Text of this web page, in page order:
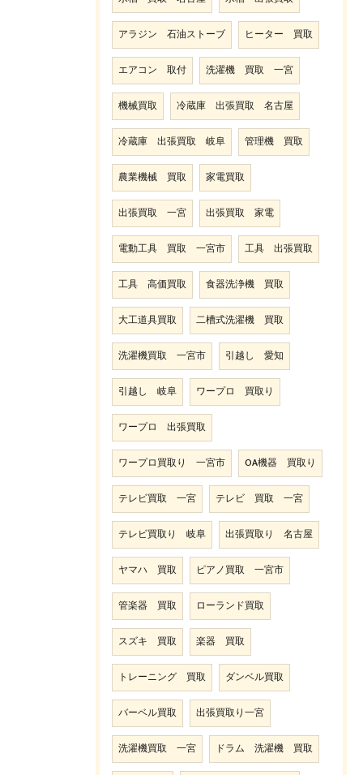
アラジン 石油ストーブ ヒーター 買取
エアコン 取付 洗濯機 買取 一宮
機械買取 冷蔵庫 出張買取 名古屋
冷蔵庫 出張買取 岐阜 管理機 買取
農業機械 買取 家電買取
出張買取 一宮 出張買取 家電
電動工具 買取 一宮市 工具 出張買取
工具 高価買取 食器洗浄機 買取
大工道具買取 二槽式洗濯機 買取
洗濯機買取 一宮市 引越し 愛知
引越し 岐阜 ワープロ 買取り
ワープロ 出張買取
ワープロ買取り 一宮市 OA機器 買取り
テレビ買取 一宮 テレビ 買取 一宮
テレビ買取り 岐阜 出張買取り 名古屋
ヤマハ 買取 ピアノ買取 一宮市
管楽器 買取 ローランド買取
スズキ 買取 楽器 買取
トレーニング 買取 ダンベル買取
バーベル買取 出張買取り一宮
洗濯機買取 一宮 ドラム 洗濯機 買取